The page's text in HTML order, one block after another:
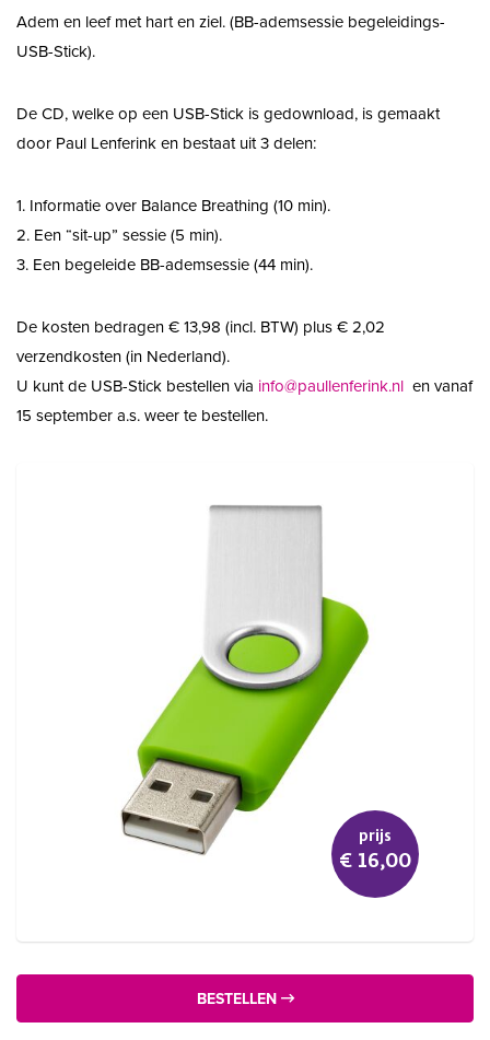
Adem en leef met hart en ziel. (BB-ademsessie begeleidings-
USB-Stick).
De CD, welke op een USB-Stick is gedownload, is gemaakt
door Paul Lenferink en bestaat uit 3 delen:
1. Informatie over Balance Breathing (10 min).
2. Een “sit-up” sessie (5 min).
3. Een begeleide BB-ademsessie (44 min).
De kosten bedragen € 13,98 (incl. BTW) plus € 2,02
verzendkosten (in Nederland).
U kunt de USB-Stick bestellen via info@paullenferink.nl en vanaf
15 september a.s. weer te bestellen.
prijs
€ 16,00
BESTELLEN